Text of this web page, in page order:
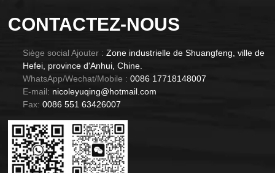
CONTACTEZ-NOUS
Siège social Ajouter : Zone industrielle de Shuangfeng, ville de
Hefei, province d'Anhui, Chine.
WhatsApp/Wechat/Mobile : 0086 17718148007
E-mail: nicoleyuqing@hotmail.com
Fax: 0086 551 63426007